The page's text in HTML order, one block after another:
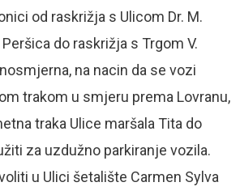
od raskrižja s Ulicom Dr. M.
do raskrižja s Trgom V.
na nacin da se vozi
trakom u smjeru prema Lovranu,
traka Ulice maršala Tita do
za uzdužno parkiranje vozila.
u Ulici šetalište Carmen Sylva